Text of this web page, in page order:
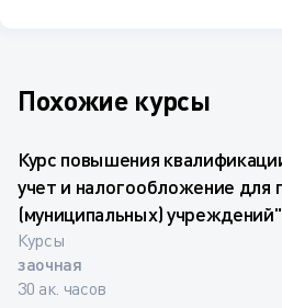
Похожие курсы
Курс повышения
учет и налогообложение для
(муниципальных) учреждений"
Курсы
заочная
30 ак. часов